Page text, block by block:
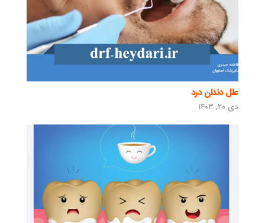
علل دندان درد
دی ۲۰, ۱۴۰۳